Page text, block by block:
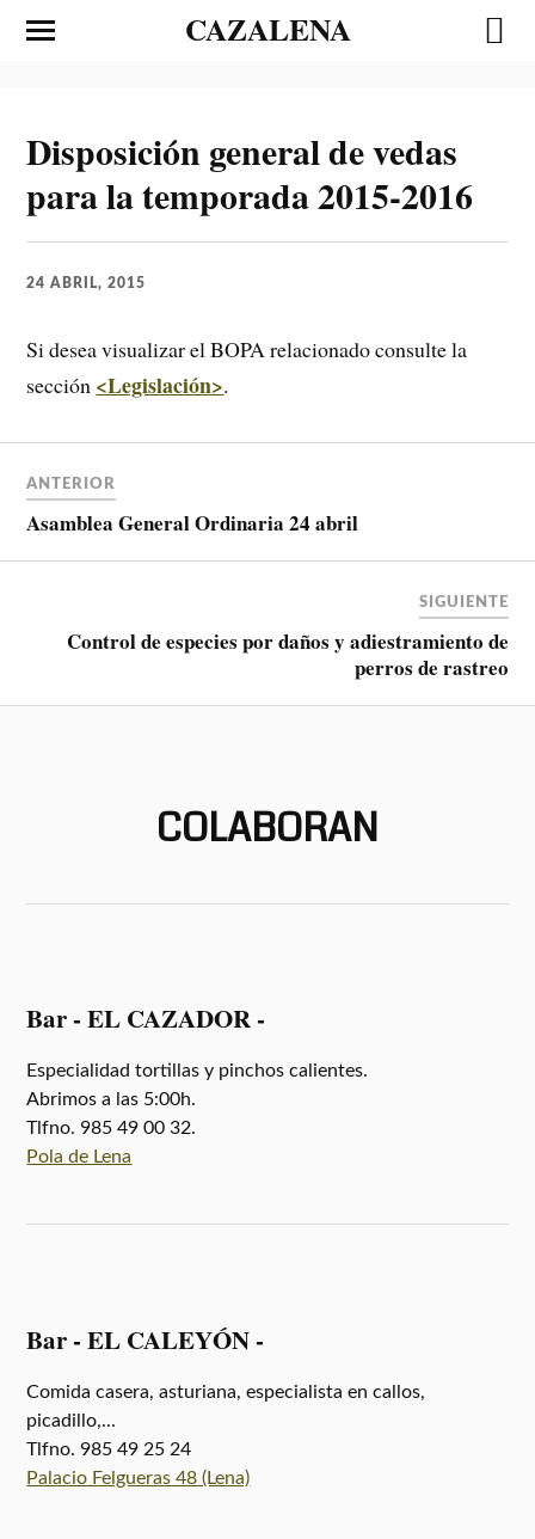
CAZALENA
Disposición general de vedas
para la temporada 2015-2016
24 ABRIL, 2015
Si desea visualizar el BOPA relacionado consulte la
sección <Legislación>.
ANTERIOR
Asamblea General Ordinaria 24 abril
SIGUIENTE
Control de especies por daños y adiestramiento de
perros de rastreo
COLABORAN
Bar - EL CAZADOR -
Especialidad tortillas y pinchos calientes.
Abrimos a las 5:00h.
Tlfno. 985 49 00 32.
Pola de Lena
Bar - EL CALEYÓN -
Comida casera, asturiana, especialista en callos,
picadillo,...
Tlfno. 985 49 25 24
Palacio Felgueras 48 (Lena)